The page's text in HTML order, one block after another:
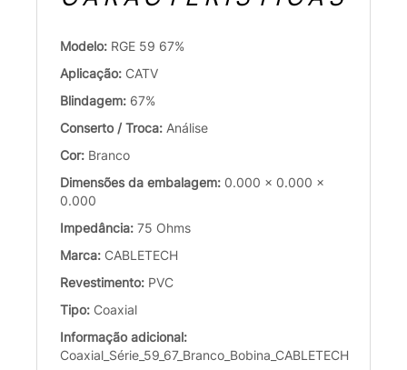
Modelo: RGE 59 67%
Aplicação: CATV
Blindagem: 67%
Conserto / Troca: Análise
Cor: Branco
Dimensões da embalagem: 0.000 x 0.000 x
0.000
Impedância: 75 Ohms
Marca: CABLETECH
Revestimento: PVC
Tipo: Coaxial
Informação adicional:
Coaxial_Série_59_67_Branco_Bobina_CABLETECH